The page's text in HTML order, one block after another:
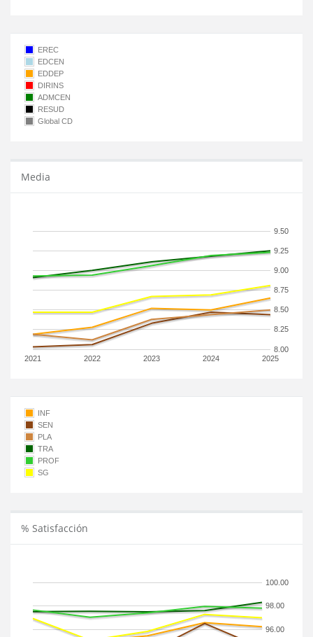
EREC
EDCEN
EDDEP
DIRINS
ADMCEN
RESUD
Global CD
Media
2021 2022 2023 2024 2025
8.00
8.25
8.50
8.75
9.00
9.25
9.50
INF
SEN
PLA
TRA
PROF
SG
% Satisfacción
96.00
98.00
100.00